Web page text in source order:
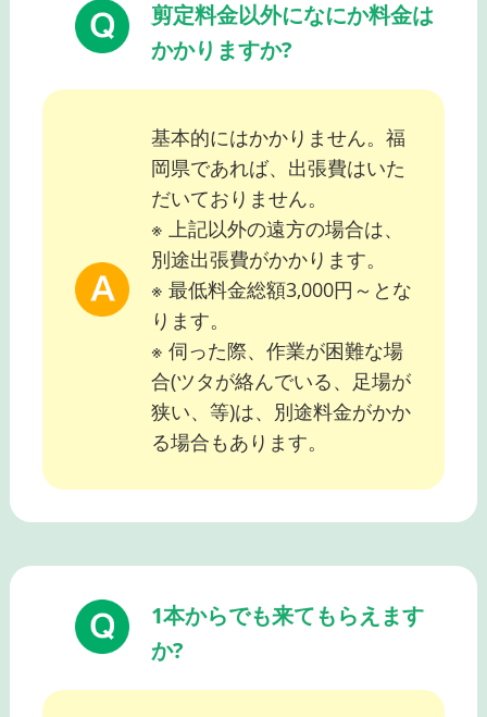
剪定料金以外になにか料金は
かかりますか?
基本的にはかかりません。福
岡県であれば、出張費はいた
だいておりません。
※ 上記以外の遠方の場合は、
別途出張費がかかります。
※ 最低料金総額3,000円～とな
ります。
※ 伺った際、作業が困難な場
合(ツタが絡んでいる、足場が
狭い、等)は、別途料金がかか
る場合もあります。
1本からでも来てもらえます
か?